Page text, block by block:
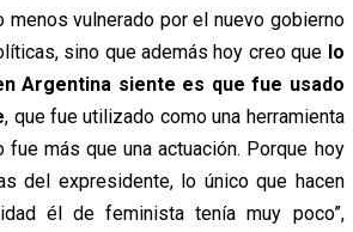
vulnerado por el nuevo gobierno
sino que además hoy creo que lo
Argentina siente es que fue usado
, que fue utilizado como una herramienta
más que una actuación. Porque hoy
del expresidente, lo único que hacen
él de feminista tenía muy poco”,